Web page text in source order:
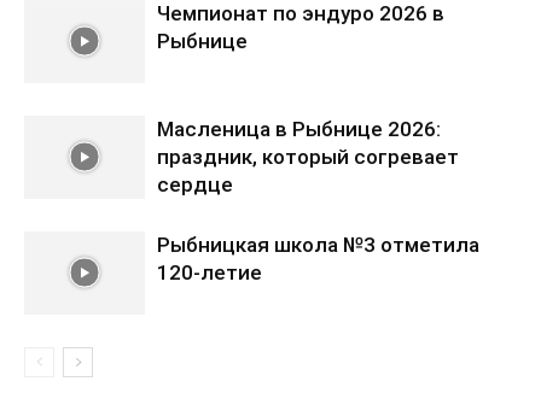
Чемпионат по эндуро 2026 в
Рыбнице
Масленица в Рыбнице 2026:
праздник, который согревает
сердце
Рыбницкая школа №3 отметила
120-летие